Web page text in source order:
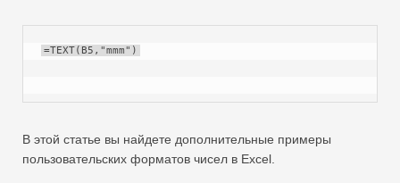
=TEXT(B5,"mmm")
В этой статье вы найдете дополнительные примеры
пользовательских форматов чисел в Excel.